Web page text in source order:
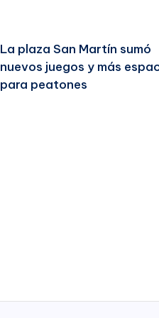
La plaza San Martín sumó
nuevos juegos y más
para peatones